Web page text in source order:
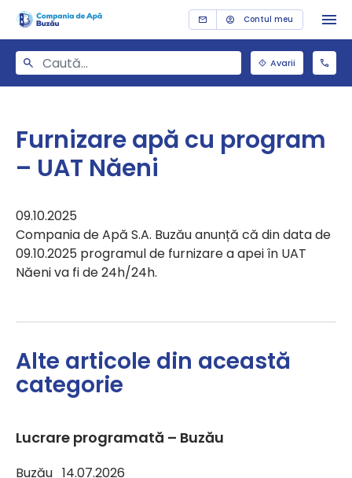
Contul meu
Avarii
Furnizare apă cu program
– UAT Năeni
09.10.2025
Compania de Apă S.A. Buzău anunță că din data de
09.10.2025 programul de furnizare a apei în UAT
Năeni va fi de 24h/24h.
Alte articole din această
categorie
Lucrare programată – Buzău
Buzău 14.07.2026